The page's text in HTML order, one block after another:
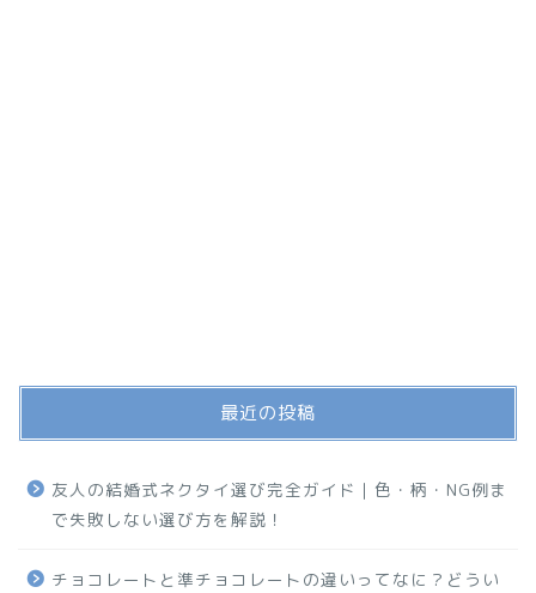
最近の投稿
友人の結婚式ネクタイ選び完全ガイド｜色・柄・NG例ま
で失敗しない選び方を解説！
チョコレートと準チョコレートの違いってなに？どうい